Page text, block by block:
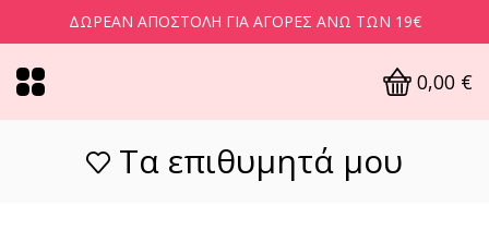
ΔΩΡΕΆΝ ΑΠΟΣΤΟΛΉ ΓΙΑ ΑΓΟΡΈΣ ΆΝΩ ΤΩΝ 19€
0,00 €
Τα επιθυμητά μου